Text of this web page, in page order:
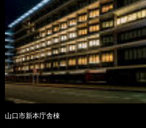
山口市新本庁舎棟